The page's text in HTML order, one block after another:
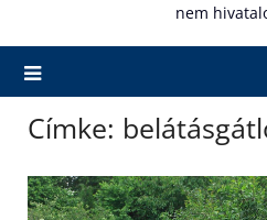
nem
Címke: